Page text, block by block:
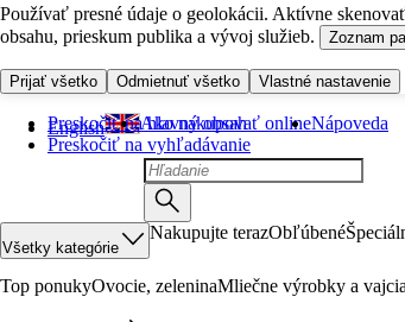
Používať presné údaje o geolokácii. Aktívne
obsahu, prieskum publika a vývoj služieb.
Zoznam
Prijať všetko Odmietnuť všetko Vlastné nastavenie
Preskočiť na hlavný obsah
Preskočiť na vyhľadávanie
English Ako nakupovať onlineNápoveda
Všetky kategórie
Nakupujte terazObľúbené
Top ponukyOvocie, zeleninaMliečne výrobky a vajcia